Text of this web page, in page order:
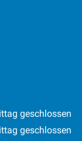
geschlossen
geschlossen